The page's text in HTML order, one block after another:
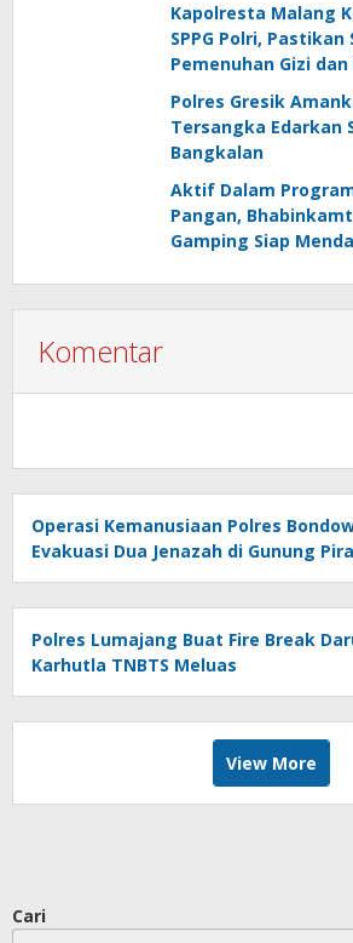
Kapolresta Malang
SPPG Polri, Pastikan
Pemenuhan Gizi
Limbah Berjalan
Polres Gresik
Tersangka Edarkan
Bangkalan
Aktif Dalam
Pangan,
Gamping Siap
Komentar
Operasi Kemanusiaan Polres
Evakuasi Dua Jenazah di Gunung
Polres Lumajang Buat Fire Break
Karhutla TNBTS Meluas
View More
Cari